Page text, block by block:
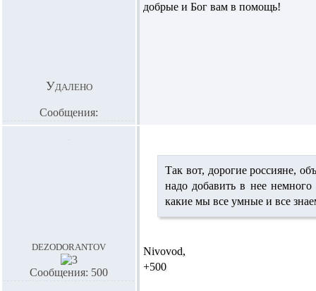
Удалено
Сообщения:
добрые и Бог вам в помощь!
dezodorantov
Сообщения: 500
Так вот, дорогие россияне,
надо добавить в нее
какие мы все умные и все
Nivovod,
+500